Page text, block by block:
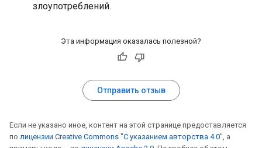
злоупотреблений.
Эта информация оказалась полезной?
Отправить отзыв
Если не указано иное, контент на этой странице предоставляется
по лицензии Creative Commons "С указанием авторства 4.0", а